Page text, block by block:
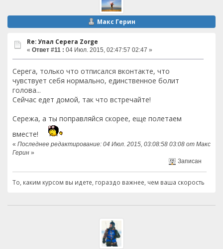
Макс Герин
Re: Упал Серега Zorge
« Ответ #11 : 04 Июл. 2015, 02:47:57 02:47 »
Серега, только что отписался вконтакте, что
чувствует себя нормально, единственное болит
голова...
Сейчас едет домой, так что встречайте!
Сережа, а ты поправляйся скорее, еще полетаем
вместе!
« Последнее редактирование: 04 Июл. 2015, 03:08:58 03:08 от Макс
Герин »
Записан
То, каким курсом вы идете, гораздо важнее, чем ваша скорость